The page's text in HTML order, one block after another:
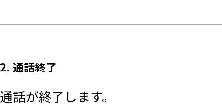
2. 通話終了
通話が終了します。